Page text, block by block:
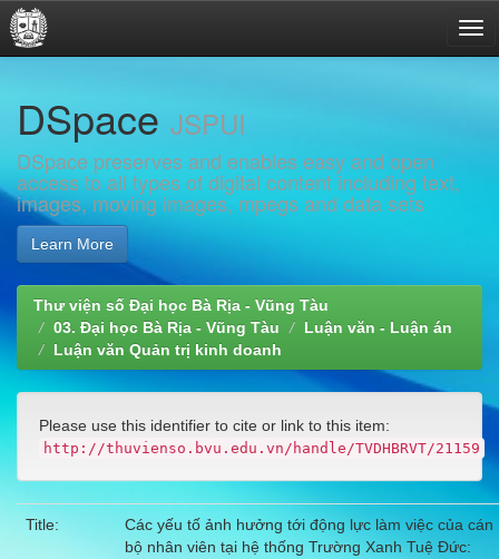
navigation
DSpace JSPUI
DSpace preserves and enables easy and open
access to all types of digital content including text,
images, moving images, mpegs and data sets
Learn More
Thư viện số Đại học Bà Rịa - Vũng Tàu
03. Đại học Bà Rịa - Vũng Tàu
Luận văn - Luận án
Luận văn Quản trị kinh doanh
Please use this identifier to cite or link to this item:
http://thuvienso.bvu.edu.vn/handle/TVDHBRVT/21159
Title:
Các yếu tố ảnh hưởng tới động lực làm việc của cán
bộ nhân viên tại hệ thống Trường Xanh Tuệ Đức: